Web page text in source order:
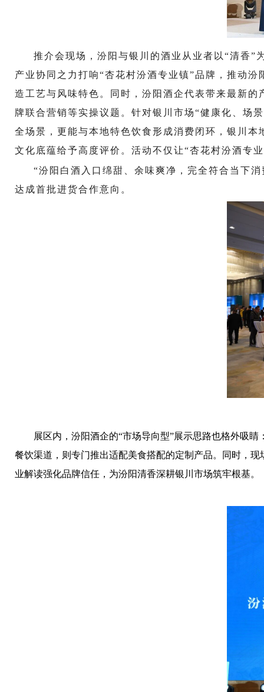
推介会现场，汾阳与银川的酒业从业者以“清香
产业协同之力打响“杏花村汾酒专业镇”品牌，推动
造工艺与风味特色。同时，汾阳酒企代表带来最新
牌联合营销等实操议题。针对银川市场“健康化、
全场景，更能与本地特色饮食形成消费闭环，银川
文化底蕴给予高度评价。活动不仅让“杏花村汾酒专
“汾阳白酒入口绵甜、余味爽净，完全符合当下
达成首批进货合作意向。
展区内，汾阳酒企的“市场导向型”展示思路也格外吸
餐饮渠道，则专门推出适配美食搭配的定制产品。同时，
业解读强化品牌信任，为汾阳清香深耕银川市场筑牢根基。